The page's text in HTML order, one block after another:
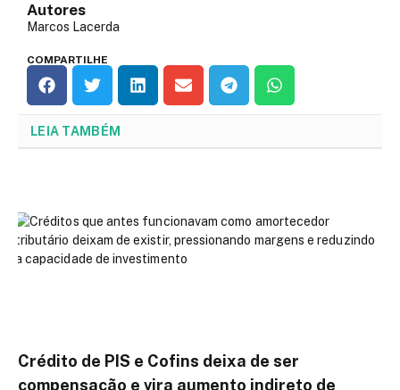
Autores
Marcos Lacerda
COMPARTILHE
LEIA TAMBÉM
Crédito de PIS e Cofins deixa de ser
compensação e vira aumento indireto de